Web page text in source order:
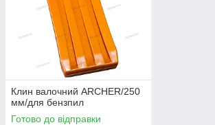
Клин валочний ARCHER/250
мм/для бензпил
Готово до відправки